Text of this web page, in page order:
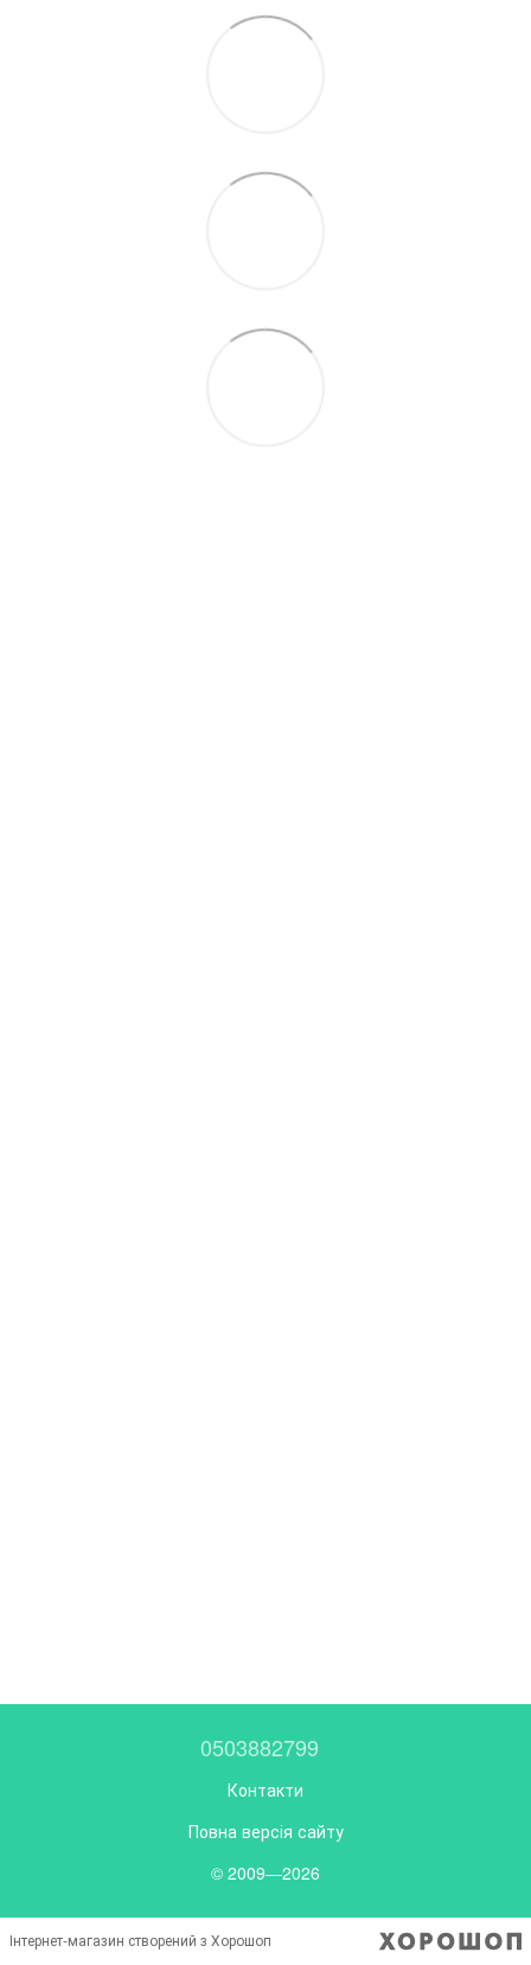
0503882799
Контакти
Повна версія сайту
© 2009—2026
Інтернет-магазин створений з Хорошоп